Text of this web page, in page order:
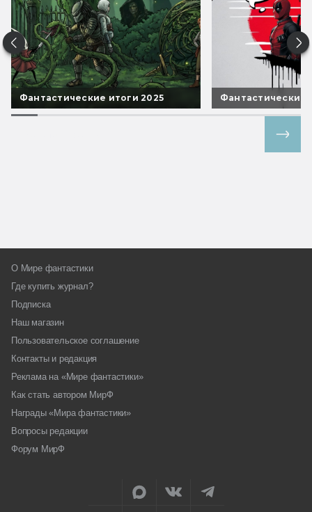
Фантастические итоги 2025 Фантастические
О Мире фантастики
Где купить журнал?
Подписка
Наш магазин
Пользовательское соглашение
Контакты и редакция
Реклама на «Мире фантастики»
Как стать автором МирФ
Награды «Мира фантастики»
Вопросы редакции
Форум МирФ